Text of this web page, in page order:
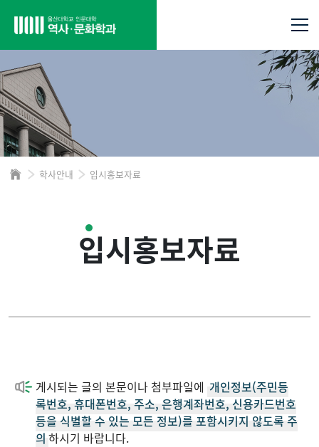
학사안내 입시홍보자료
입시홍보자료
게시되는 글의 본문이나 첨부파일에 개인정보(주민등
록번호, 휴대폰번호, 주소, 은행계좌번호, 신용카드번호
등을 식별할 수 있는 모든 정보)를 포함시키지 않도록 주
의 하시기 바랍니다.